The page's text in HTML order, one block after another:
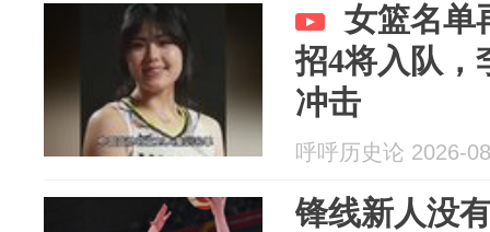
女篮名单
招4将入队，
冲击
呼呼历史论 2026-
锋线新人没